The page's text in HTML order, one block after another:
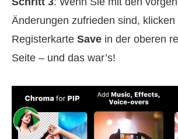
Änderungen zufrieden sind,
Registerkarte Save in der oberen
Seite – und das war’s!